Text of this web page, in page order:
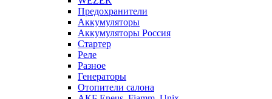
Предохранители
Аккумуляторы
Аккумуляторы Россия
Стартер
Реле
Разное
Генераторы
Отопители салона